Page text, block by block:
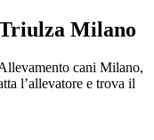
Milano
cani Milano,
l’allevatore e trova il